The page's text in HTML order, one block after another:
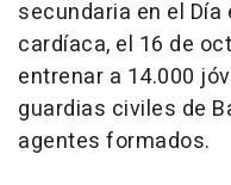
secundaria en el Día
cardíaca, el 16 de
entrenar a 14.000
guardias civiles de
agentes formados.